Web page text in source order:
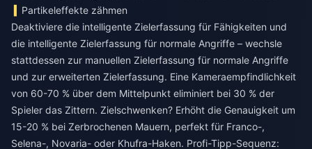
Partikeleffekte zähmen
Deaktiviere die intelligente Zielerfassung für Fähigkeiten und
die intelligente Zielerfassung für normale Angriffe – wechsle
stattdessen zur manuellen Zielerfassung für normale Angriffe
und zur erweiterten Zielerfassung. Eine Kameraempfindlichkeit
von 60-70 % über dem Mittelpunkt eliminiert bei 30 % der
Spieler das Zittern. Zielschwenken? Erhöht die Genauigkeit um
15-20 % bei Zerbrochenen Mauern, perfekt für Franco-,
Selena-, Novaria- oder Khufra-Haken. Profi-Tipp-Sequenz: